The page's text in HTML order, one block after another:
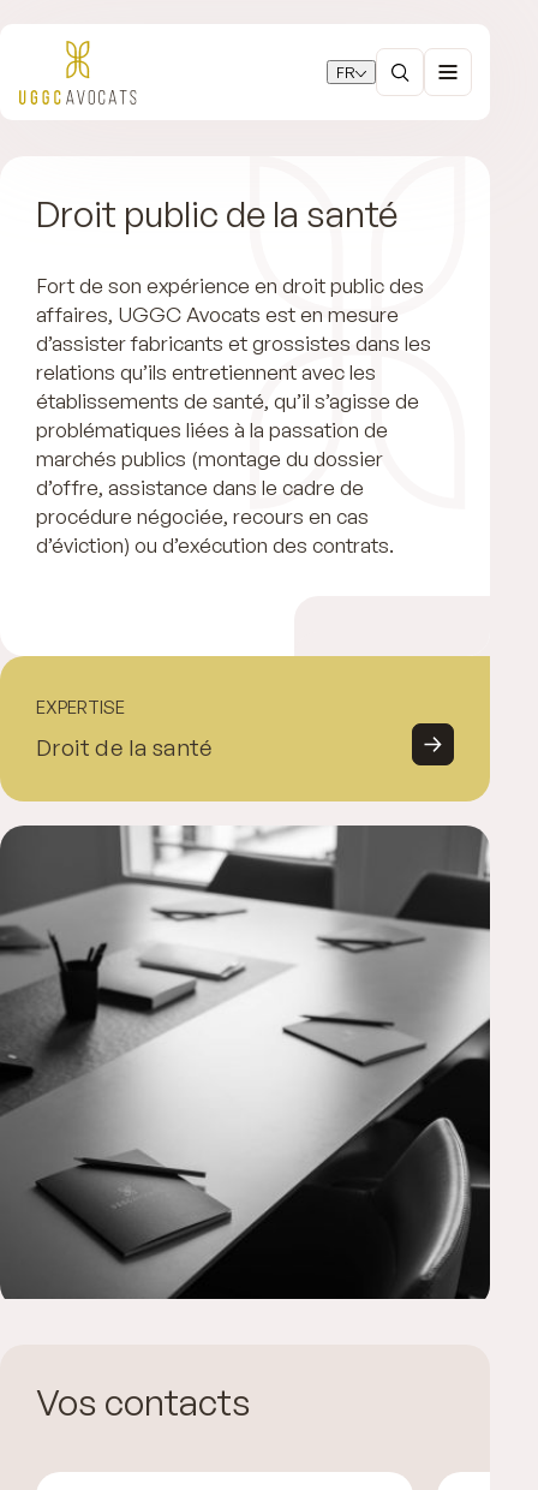
FR
Droit public de la santé
Fort de son expérience en droit public des
affaires, UGGC Avocats est en mesure
d’assister fabricants et grossistes dans les
relations qu’ils entretiennent avec les
établissements de santé, qu’il s’agisse de
problématiques liées à la passation de
marchés publics (montage du dossier
d’offre, assistance dans le cadre de
procédure négociée, recours en cas
d’éviction) ou d’exécution des contrats.
EXPERTISE
Droit de la santé
Vos contacts